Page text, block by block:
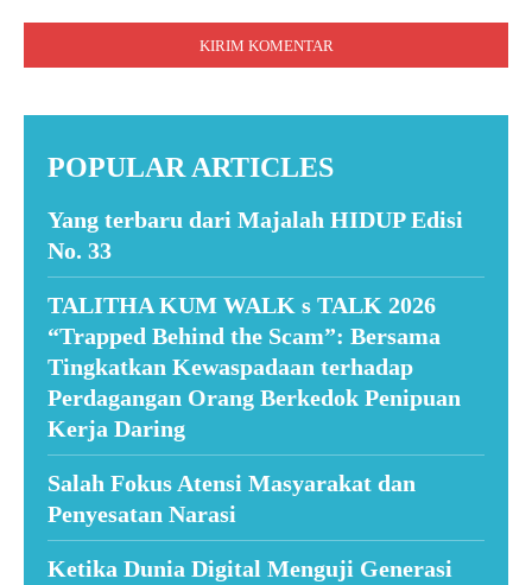
POPULAR ARTICLES
Yang terbaru dari Majalah HIDUP Edisi
No. 33
TALITHA KUM WALK s TALK 2026
“Trapped Behind the Scam”: Bersama
Tingkatkan Kewaspadaan terhadap
Perdagangan Orang Berkedok Penipuan
Kerja Daring
Salah Fokus Atensi Masyarakat dan
Penyesatan Narasi
Ketika Dunia Digital Menguji Generasi